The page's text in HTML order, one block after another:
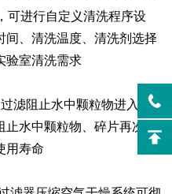
可进行自定义清洗程序设
间、清洗温度、清洗剂选择
验室清洗需求
阻止水中颗粒物进入腔
水中颗粒物、碎片再次循
用寿命